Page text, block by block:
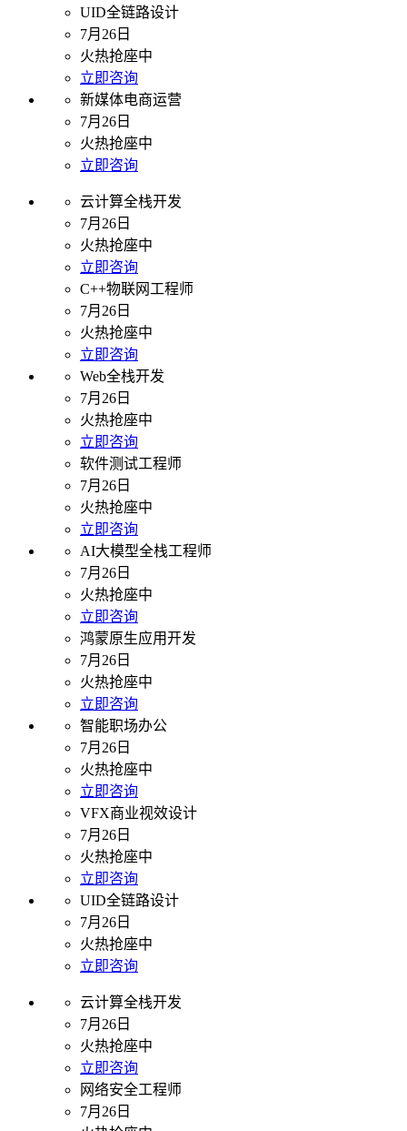
UID全链路设计
7月26日
火热抢座中
立即咨询
新媒体电商运营
7月26日
火热抢座中
立即咨询
云计算全栈开发
7月26日
火热抢座中
立即咨询
C++物联网工程师
7月26日
火热抢座中
立即咨询
Web全栈开发
7月26日
火热抢座中
立即咨询
软件测试工程师
7月26日
火热抢座中
立即咨询
AI大模型全栈工程师
7月26日
火热抢座中
立即咨询
鸿蒙原生应用开发
7月26日
火热抢座中
立即咨询
智能职场办公
7月26日
火热抢座中
立即咨询
VFX商业视效设计
7月26日
火热抢座中
立即咨询
UID全链路设计
7月26日
火热抢座中
立即咨询
云计算全栈开发
7月26日
火热抢座中
立即咨询
网络安全工程师
7月26日